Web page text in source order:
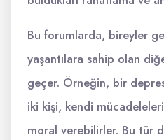
Bu forumlarda, bireyler
yaşantılara sahip olan
geçer. Örneğin, bir
iki kişi, kendi
moral verebilirler. Bu tür